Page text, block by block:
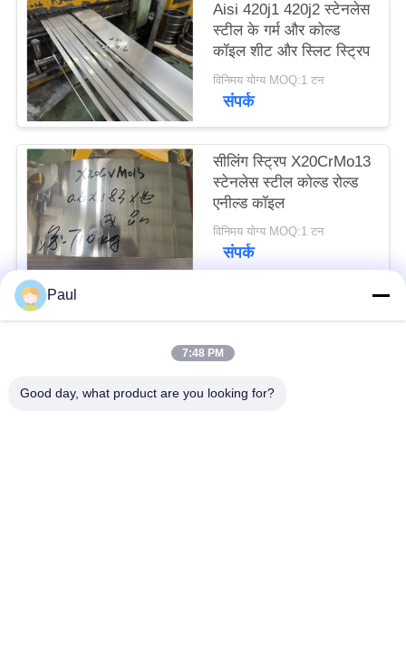
Aisi 420j1 420j2 स्टेनलेस
स्टील के गर्म और कोल्ड
कॉइल शीट और स्लिट स्ट्रिप
विनिमय योग्य MOQ:1 टन
संपर्क
सीलिंग स्ट्रिप X20CrMo13
स्टेनलेस स्टील कोल्ड रोल्ड
एनील्ड कॉइल
विनिमय योग्य MOQ:1 टन
संपर्क
लोकप्रिय श्रेणियां
मार्टेंसिटिक स्टेनलेस स्टील
वर्षा स्टेनलेस स्टील
Paul
7:48 PM
Good day, what product are you looking for?